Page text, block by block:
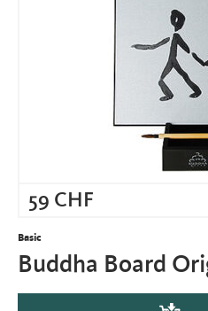
59 CHF
Basic
Buddha Board